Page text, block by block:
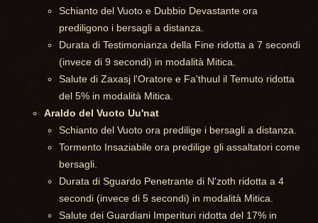
Schianto del Vuoto e Dubbio Devastante ora
prediligono i bersagli a distanza.
Durata di Testimonianza della Fine ridotta a 7 secondi
(invece di 9 secondi) in modalità Mitica.
Salute di Zaxasj l'Oratore e Fa'thuul il Temuto ridotta
del 5% in modalità Mitica.
Araldo del Vuoto Uu'nat
Schianto del Vuoto ora predilige i bersagli a distanza.
Tormento Insaziabile ora predilige gli assaltatori come
bersagli.
Durata di Sguardo Penetrante di N'zoth ridotta a 4
secondi (invece di 5 secondi) in modalità Mitica.
Salute dei Guardiani Imperituri ridotta del 17% in